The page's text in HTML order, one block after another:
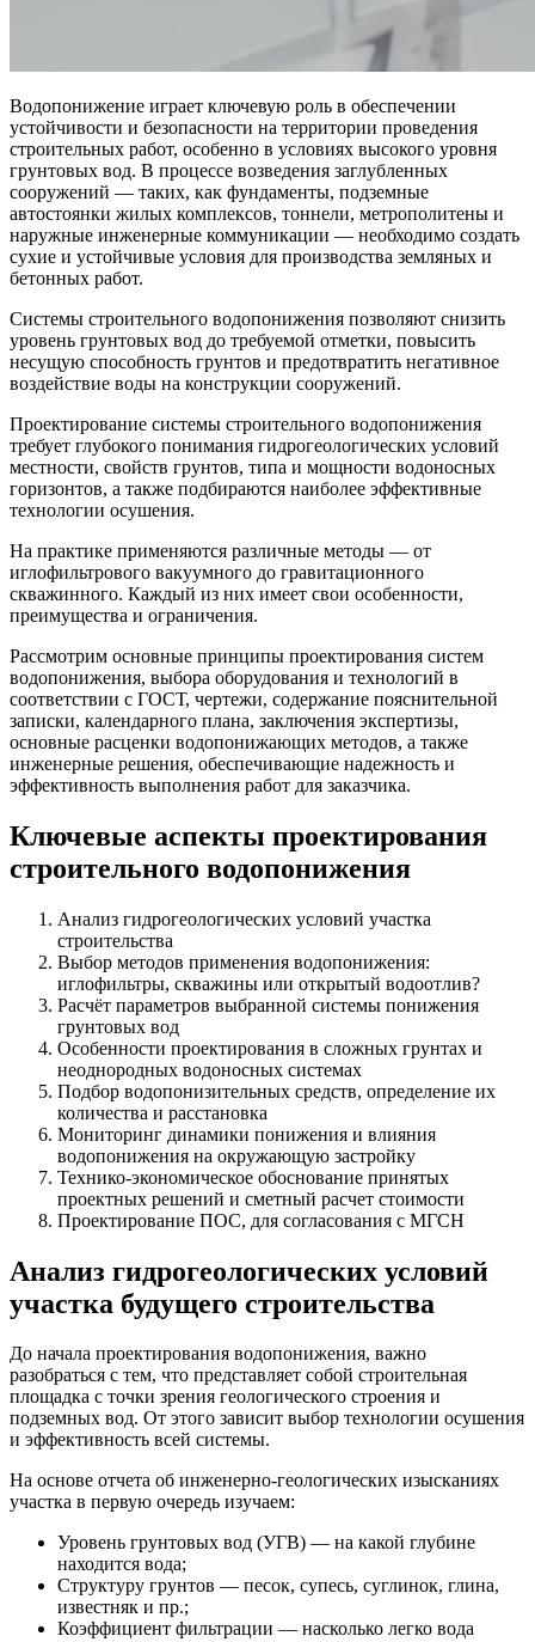
Водопонижение играет ключевую роль в обеспечении
устойчивости и безопасности на территории проведения
строительных работ, особенно в условиях высокого уровня
грунтовых вод. В процессе возведения заглубленных
сооружений — таких, как фундаменты, подземные
автостоянки жилых комплексов, тоннели, метрополитены и
наружные инженерные коммуникации — необходимо создать
сухие и устойчивые условия для производства земляных и
бетонных работ.
Системы строительного водопонижения позволяют снизить
уровень грунтовых вод до требуемой отметки, повысить
несущую способность грунтов и предотвратить негативное
воздействие воды на конструкции сооружений.
Проектирование системы строительного водопонижения
требует глубокого понимания гидрогеологических условий
местности, свойств грунтов, типа и мощности водоносных
горизонтов, а также подбираются наиболее эффективные
технологии осушения.
На практике применяются различные методы — от
иглофильтрового вакуумного до гравитационного
скважинного. Каждый из них имеет свои особенности,
преимущества и ограничения.
Рассмотрим основные принципы проектирования систем
водопонижения, выбора оборудования и технологий в
соответствии с ГОСТ, чертежи, содержание пояснительной
записки, календарного плана, заключения экспертизы,
основные расценки водопонижающих методов, а также
инженерные решения, обеспечивающие надежность и
эффективность выполнения работ для заказчика.
Ключевые аспекты проектирования
строительного водопонижения
Анализ гидрогеологических условий участка
строительства
Выбор методов применения водопонижения:
иглофильтры, скважины или открытый водоотлив?
Расчёт параметров выбранной системы понижения
грунтовых вод
Особенности проектирования в сложных грунтах и
неоднородных водоносных системах
Подбор водопонизительных средств, определение их
количества и расстановка
Мониторинг динамики понижения и влияния
водопонижения на окружающую застройку
Технико-экономическое обоснование принятых
проектных решений и сметный расчет стоимости
Проектирование ПОС, для согласования с МГСН
Анализ гидрогеологических условий
участка будущего строительства
До начала проектирования водопонижения, важно
разобраться с тем, что представляет собой строительная
площадка с точки зрения геологического строения и
подземных вод. От этого зависит выбор технологии осушения
и эффективность всей системы.
На основе отчета об инженерно-геологических изысканиях
участка в первую очередь изучаем:
Уровень грунтовых вод (УГВ) — на какой глубине
находится вода;
Структуру грунтов — песок, супесь, суглинок, глина,
известняк и пр.;
Коэффициент фильтрации — насколько легко вода